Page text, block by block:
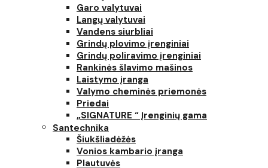
Garo valytuvai
Langų valytuvai
Vandens siurbliai
Grindų plovimo įrenginiai
Grindų poliravimo įrenginiai
Rankinės šlavimo mašinos
Laistymo įranga
Valymo cheminės priemonės
Priedai
„SIGNATURE “ Įrenginių gama
Santechnika
Šiukšliadėžės
Vonios kambario įranga
Plautuvės